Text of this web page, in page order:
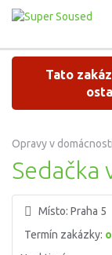
Tato
Opravy v
Sedačka
Místo: Praha 5
Termín zakázky: